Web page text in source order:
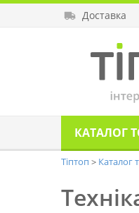
Доставка
КАТАЛОГ
Тіптоп Каталог